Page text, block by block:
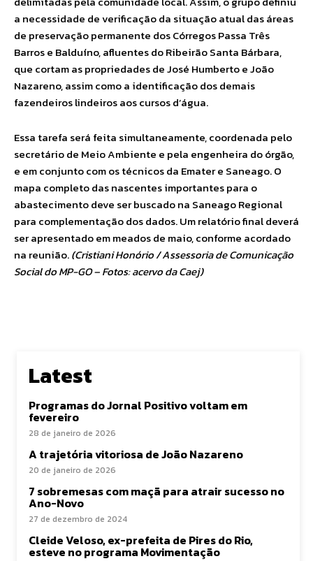
a necessidade de verificação da situação atual das áreas
de preservação permanente dos Córregos Passa Três
Barros e Balduíno, afluentes do Ribeirão Santa Bárbara,
que cortam as propriedades de José Humberto e João
Nazareno, assim como a identificação dos demais
fazendeiros lindeiros aos cursos d’água.
Essa tarefa será feita simultaneamente, coordenada pelo
secretário de Meio Ambiente e pela engenheira do órgão,
e em conjunto com os técnicos da Emater e Saneago. O
mapa completo das nascentes importantes para o
abastecimento deve ser buscado na Saneago Regional
para complementação dos dados. Um relatório final deverá
ser apresentado em meados de maio, conforme acordado
na reunião.(Cristiani Honório / Assessoria de Comunicação
Social do MP-GO – Fotos: acervo da Caej)
Latest
Programas do Jornal Positivo voltam em
fevereiro
28 de janeiro de 2026
A trajetória vitoriosa de João Nazareno
20 de janeiro de 2026
7 sobremesas com maçã para atrair sucesso no
Ano-Novo
27 de dezembro de 2024
Cleide Veloso, ex-prefeita de Pires do Rio,
esteve no programa Movimentação